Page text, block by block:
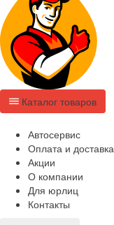
Каталог товаров
Автосервис
Оплата и доставка
Акции
О компании
Для юрлиц
Контакты